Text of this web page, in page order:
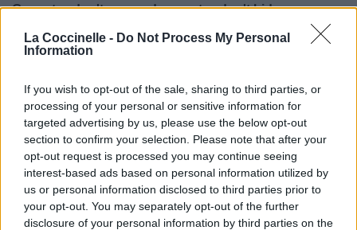
La Coccinelle - Do Not Process My Personal
Information
If you wish to opt-out of the sale, sharing to third parties, or
processing of your personal or sensitive information for
targeted advertising by us, please use the below opt-out
section to confirm your selection. Please note that after your
opt-out request is processed you may continue seeing
interest-based ads based on personal information utilized by
us or personal information disclosed to third parties prior to
your opt-out. You may separately opt-out of the further
disclosure of your personal information by third parties on the
Gangstaz don't run, and gangstaz don't hide
Les gangstas ne s'enfuient pas, et les gangstas ne se
cachent pas
Thats how i know exactly what a gangsta do
C'est comme ça que je sais précisément ce que fait un
gangsta
Ya love the gangsta shit aint you a gangsta too ?
Tu aimes ce truc de gangsta, n'es-tu pas aussi un gangsta
Then c-walk homie
Alors C-Walk homie